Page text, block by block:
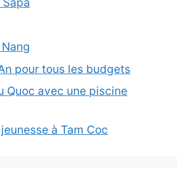
pour tous les budgets
Quoc avec une piscine
à Tam Coc